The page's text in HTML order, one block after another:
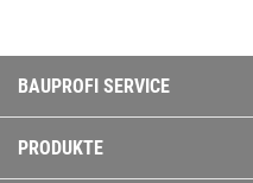
BAUPROFI SERVICE
PRODUKTE